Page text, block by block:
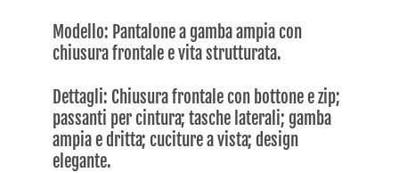
Modello: Pantalone a gamba ampia con
chiusura frontale e vita strutturata.
Dettagli: Chiusura frontale con bottone e zip;
passanti per cintura; tasche laterali; gamba
ampia e dritta; cuciture a vista; design
elegante.